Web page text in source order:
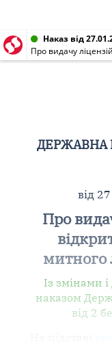
Наказ від
ДЕРЖАВНА
від
Про
митного
Із змінами
наказом
від 2